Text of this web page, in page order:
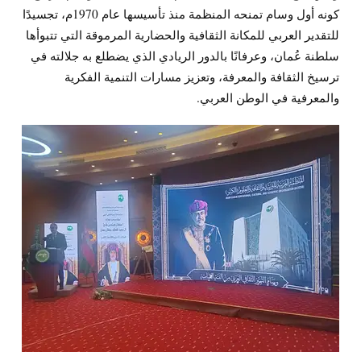
كونه أول وسام تمنحه المنظمة منذ تأسيسها عام 1970م، تجسيدًا
للتقدير العربي للمكانة الثقافية والحضارية المرموقة التي تتبوأها
سلطنة عُمان، وعرفانًا بالدور الريادي الذي يضطلع به جلالته في
ترسيخ الثقافة والمعرفة، وتعزيز مسارات التنمية الفكرية
والمعرفية في الوطن العربي.